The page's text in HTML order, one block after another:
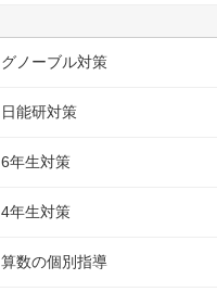
グノーブル対策
日能研対策
6年生対策
4年生対策
算数の個別指導